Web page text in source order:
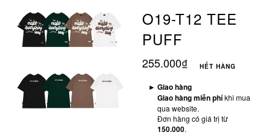
O19-T12 TEE
PUFF
255.000₫ HẾT HÀNG
► Giao hàng
Giao hàng miễn phíkhi mua
qua website.
Đơn hàng có giá trị từ
150.000.